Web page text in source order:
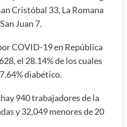
Cristóbal 33, La Romana
Juan 7.
COVID-19 en República
el 28.14% de los cuales
diabético.
940 trabajadores de la
y 32,049 menores de 20